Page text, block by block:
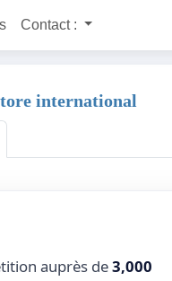
Contact :
international
auprès de3,000